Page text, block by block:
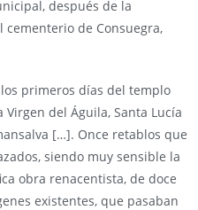
después de la
de Consuegra,
primeros días del templo
del Águila, Santa Lucía
[…]. Once retablos que
siendo muy sensible la
obra renacentista, de doce
existentes, que pasaban